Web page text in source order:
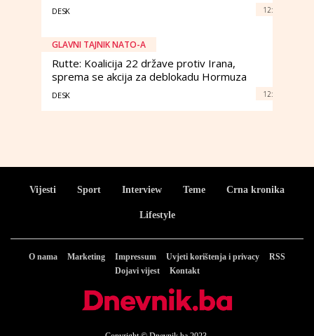
DESK 12:
GLAVNI TAJNIK NATO-A
Rutte: Koalicija 22 države protiv Irana,
sprema se akcija za deblokadu Hormuza
DESK 12:
Vijesti Sport Interview Teme Crna kronika
Lifestyle
O nama Marketing Impressum Uvjeti korištenja i privacy
RSS
Dojavi vijest
Kontakt